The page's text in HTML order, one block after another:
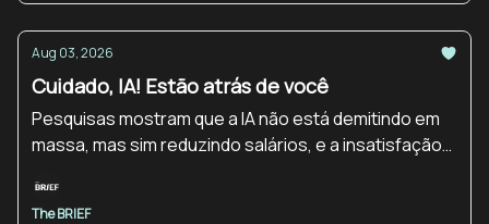
Aug 03, 2026
Cuidado, IA! Estão atrás de você
Pesquisas mostram que a IA não está demitindo em
massa, mas sim reduzindo salários, e a insatisfação
escritório.
The BRIEF